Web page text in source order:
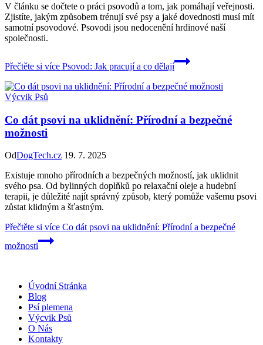
V článku se dočtete o práci psovodů a tom, jak pomáhají veřejnosti.
Zjistíte, jakým způsobem trénují své psy a jaké dovednosti musí mít
samotní psovodové. Psovodi jsou nedocenění hrdinové naší
společnosti.
Přečtěte si více Psovod: Jak pracují a co dělají
Výcvik Psů
Co dát psovi na uklidnění: Přírodní a bezpečné
možnosti
OdDogTech.cz 19. 7. 2025
Existuje mnoho přírodních a bezpečných možností, jak uklidnit
svého psa. Od bylinných doplňků po relaxační oleje a hudební
terapii, je důležité najít správný způsob, který pomůže vašemu psovi
zůstat klidným a šťastným.
Přečtěte si více Co dát psovi na uklidnění: Přírodní a bezpečné
možnosti
Úvodní Stránka
Blog
Psí plemena
Výcvik Psů
O Nás
Kontakty